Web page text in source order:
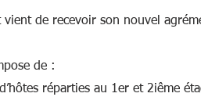
vient de recevoir son nouvel
de :
réparties au 1er et 2iême